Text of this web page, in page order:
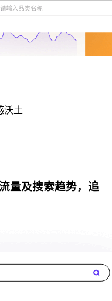
沃土
量及搜索趋势，追